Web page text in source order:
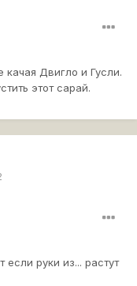
Двигло и Гусли.
этот сарай.
если руки из... растут